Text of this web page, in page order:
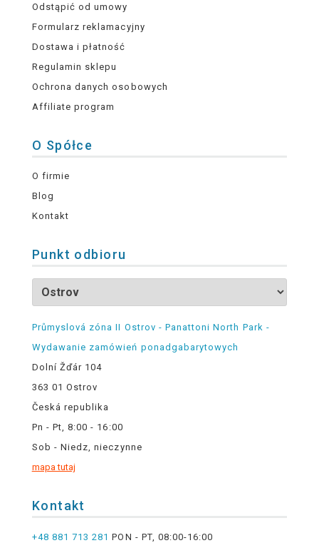
Odstąpić od umowy
Formularz reklamacyjny
Dostawa i płatność
Regulamin sklepu
Ochrona danych osobowych
Affiliate program
O Spółce
O firmie
Blog
Kontakt
Punkt odbioru
Průmyslová zóna II Ostrov - Panattoni North Park -
Wydawanie zamówień ponadgabarytowych
Dolní Žďár 104
363 01 Ostrov
Česká republika
Pn - Pt, 8:00 - 16:00
Sob - Niedz, nieczynne
mapa tutaj
Kontakt
+48 881 713 281 PON - PT, 08:00-16:00